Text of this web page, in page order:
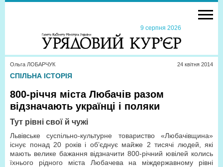
9 серпня 2026
Ольга ЛОБАРЧУК 24 квiтня 2014
СПІЛЬНА ІСТОРІЯ
800-річчя міста Любачів разом
відзначають українці і поляки
Тут рівні свої й чужі
Львівське суспільно-культурне товариство «Любачівщина»
існує понад 20 років і об’єднує майже 2 тисячі людей, які
мають велике бажання відзначити 800-річний ювілей колись
їхнього рідного міста Любачева на міждержавному рівні